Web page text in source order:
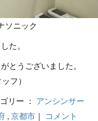
ソニック
た。
とうございました。
フ）
リー ： アンシンサー
, 京都市 ｜ コメント